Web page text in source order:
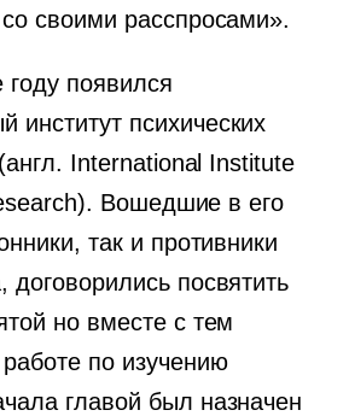
своими расспросами».
появился
институт психических
International Institute
Вошедшие в его
так и противники
договорились посвятить
но вместе с тем
по изучению
главой был назначен